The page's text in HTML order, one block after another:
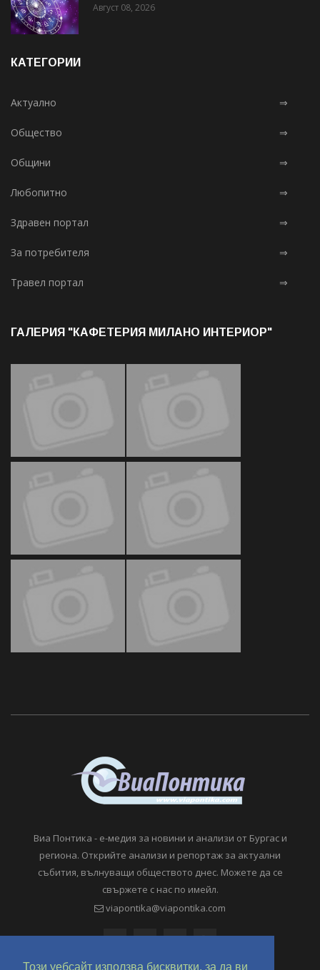
Този уебсайт използва бисквитки, за да ви
Август 08, 2026
КАТЕГОРИИ
Актуално ⇒
Общество ⇒
Общини ⇒
Любопитно ⇒
Здравен портал ⇒
За потребителя ⇒
Травел портал ⇒
ГАЛЕРИЯ "КАФЕТЕРИЯ МИЛАНО ИНТЕРИОР"
Виа Понтика - е-медия за новини и анализи от Бургас и
региона. Открийте анализи и репортаж за актуални
събития, вълнуващи обществото днес. Можете да се
свържете с нас по имейл.
viapontika@viapontika.com